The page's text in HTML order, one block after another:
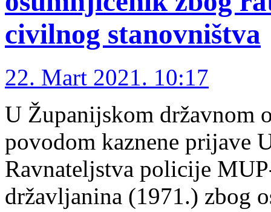
civilnog stanovništva
22. Mart 2021. 10:17
U Županijskom državnom
povodom kaznene prijave
Ravnateljstva policije
državljanina (1971.) zbog